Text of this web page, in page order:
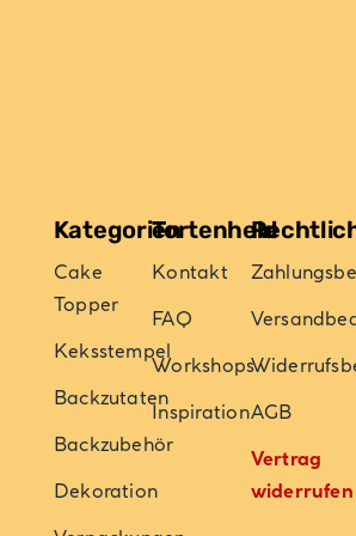
Kategorien
Cake
Topper
Keksstempel
Backzutaten
Backzubehör
Dekoration
Tortenheld
Kontakt
FAQ
Workshops
InspirationAGB
Vertrag
widerrufen